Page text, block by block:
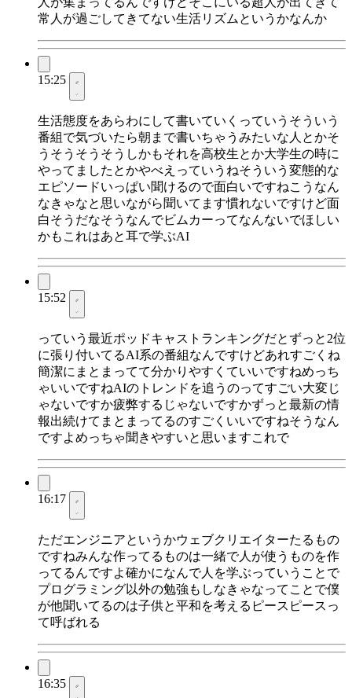
常人が過ごしてきてない生活リズムというかなんか
15:25
生活態度をあらわにして書いていくっていうそういう
番組で気づいたら朝まで書いちゃうみたいな人とかそ
うそうそうそうしかもそれを高校生とか大学生の時に
やってましたとかやべえっていうねそういう変態的な
エピソードいっぱい聞けるので面白いですねこうなん
なきゃなと思いながら聞いてます慣れないですけど面
白そうだなそうなんでビムカーってなんないでほしい
かもこれはあと耳で学ぶAI
15:52
っていう最近ポッドキャストランキングだとずっと2位
に張り付いてるAI系の番組なんですけどあれすごくね
簡潔にまとまってて分かりやすくていいですねめっち
ゃいいですねAIのトレンドを追うのってすごい大変じ
ゃないですか疲弊するじゃないですかずっと最新の情
報出続けてまとまってるのすごくいいですねそうなん
ですよめっちゃ聞きやすいと思いますこれで
16:17
ただエンジニアというかウェブクリエイターたるもの
ですねみんな作ってるものは一緒で人が使うものを作
ってるんですよ確かになんで人を学ぶっていうことで
プログラミング以外の勉強もしなきゃなってことで僕
が他聞いてるのは子供と平和を考えるピースピースっ
て呼ばれる
16:35